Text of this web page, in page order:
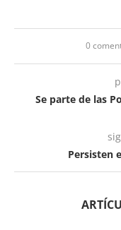
0
Se parte de las
Persisten